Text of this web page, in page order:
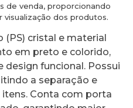
de venda, proporcionando
visualização dos produtos.
cristal e material
em preto e colorido,
design funcional. Possui
a separação e
Conta com porta